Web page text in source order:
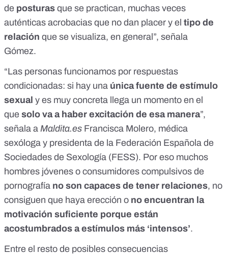
de posturas que se practican, muchas veces
auténticas acrobacias que no dan placer y el tipo de
relación que se visualiza, en general”, señala
Gómez.
“Las personas funcionamos por respuestas
condicionadas: si hay una única fuente de estímulo
sexual y es muy concreta llega un momento en el
que solo va a haber excitación de esa manera”,
señala a Maldita.es Francisca Molero, médica
sexóloga y presidenta de la Federación Española de
Sociedades de Sexología (FESS). Por eso muchos
hombres jóvenes o consumidores compulsivos de
pornografía no son capaces de tener relaciones, no
consiguen que haya erección o no encuentran la
motivación suficiente porque están
acostumbrados a estímulos más ‘intensos’.
Entre el resto de posibles consecuencias